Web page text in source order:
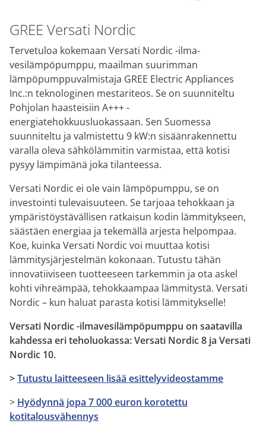
GREE Versati Nordic
Tervetuloa kokemaan Versati Nordic -ilma-
vesilämpöpumppu, maailman suurimman
lämpöpumppuvalmistaja GREE Electric Appliances
Inc.:n teknologinen mestariteos. Se on suunniteltu
Pohjolan haasteisiin A+++ -
energiatehokkuusluokassaan. Sen Suomessa
suunniteltu ja valmistettu 9 kW:n sisäänrakennettu
varalla oleva sähkölämmitin varmistaa, että kotisi
pysyy lämpimänä joka tilanteessa.
Versati Nordic ei ole vain lämpöpumppu, se on
investointi tulevaisuuteen. Se tarjoaa tehokkaan ja
ympäristöystävällisen ratkaisun kodin lämmitykseen,
säästäen energiaa ja tekemällä arjesta helpompaa.
Koe, kuinka Versati Nordic voi muuttaa kotisi
lämmitysjärjestelmän kokonaan. Tutustu tähän
innovatiiviseen tuotteeseen tarkemmin ja ota askel
kohti vihreämpää, tehokkaampaa lämmitystä. Versati
Nordic – kun haluat parasta kotisi lämmitykselle!
Versati Nordic -ilmavesilämpöpumppu on saatavilla
kahdessa eri teholuokassa: Versati Nordic 8 ja Versati
Nordic 10.
>Tutustu laitteeseen lisää esittelyvideostamme
> Hyödynnä jopa 7 000 euron korotettu
kotitalousvähennys